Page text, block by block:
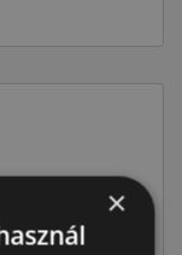
×